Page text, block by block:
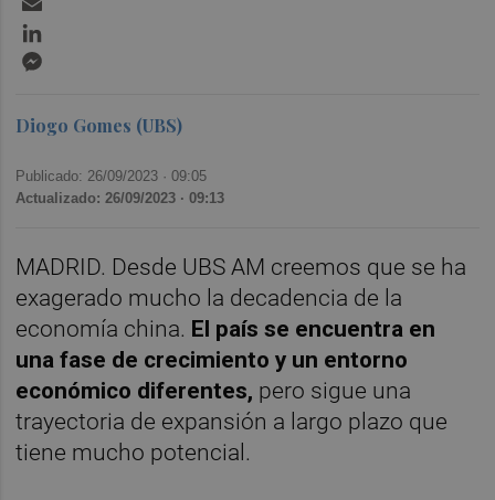
Diogo Gomes (UBS)
Publicado: 26/09/2023 ·09:05
Actualizado: 26/09/2023 · 09:13
MADRID. Desde UBS AM creemos que se ha
exagerado mucho la decadencia de la
economía china. El país se encuentra en
una fase de crecimiento y un entorno
económico diferentes, pero sigue una
trayectoria de expansión a largo plazo que
tiene mucho potencial.